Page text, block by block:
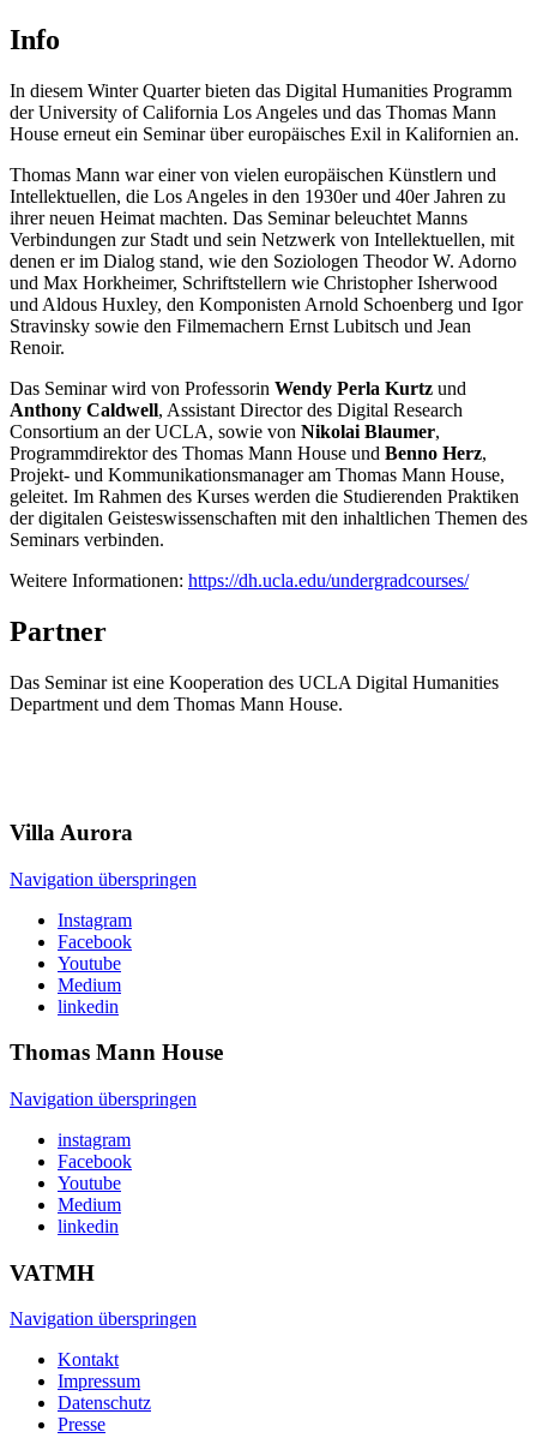
Info
In diesem WinterQuarterbieten das Digital Humanities Programm
der University of California Los Angeles und das Thomas Mann
House erneut ein Seminar über europäisches Exil in Kalifornien an.
Thomas Mann war einervon vielen europäischen Künstlern und
Intellektuellen, die Los Angeles in den 1930er und 40er Jahren zu
ihrer neuen Heimat machten. Das Seminarbeleuchtet Manns
Verbindungen zur Stadt und sein Netzwerk von Intellektuellen, mit
denen er im Dialog stand, wie den Soziologen Theodor W. Adorno
und Max Horkheimer, Schriftstellern wie Christopher Isherwood
und Aldous Huxley, den Komponisten Arnold Schoenberg und Igor
Stravinsky sowie den Filmemachern Ernst Lubitsch und Jean
Renoir.
Das Seminarwird von Professorin Wendy Perla Kurtz und
Anthony Caldwell, Assistant Director des Digital Research
Consortium an derUCLA, sowie von Nikolai Blaumer,
Programmdirektor des Thomas Mann House und Benno Herz,
Projekt- und Kommunikationsmanager am Thomas Mann House,
geleitet. Im Rahmen des Kurses werden die Studierenden Praktiken
der digitalen Geisteswissenschaften mit den inhaltlichen Themen des
Seminars verbinden.
Weitere Informationen: https://dh.ucla.edu/undergradcourses/
Partner
Das Seminar ist eine Kooperation des UCLA Digital Humanities
Department und dem Thomas Mann House.
Villa Aurora
Navigation überspringen
Instagram
Facebook
Youtube
Medium
linkedin
Thomas Mann House
Navigation überspringen
instagram
Facebook
Youtube
Medium
linkedin
VATMH
Navigation überspringen
Kontakt
Impressum
Datenschutz
Presse